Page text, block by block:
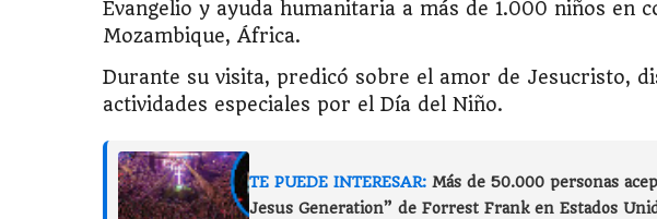
Evangelio y ayuda humanitaria a más de 1.000 niños en
Mozambique, África.
Durante su visita, predicó sobre el amor de Jesucristo,
actividades especiales por el Día del Niño.
TE PUEDE INTERESAR: Más de 50.000 personas
Jesus Generation” de Forrest Frank en Estados